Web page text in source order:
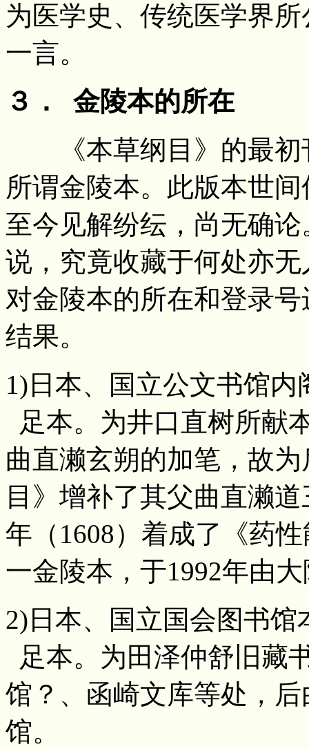
为医学史、传统医学界
一言。
３． 金陵本的所在
《本草纲目》的最初
所谓金陵本。此版本世
至今见解纷纭，尚无确
说，究竟收藏于何处亦
对金陵本的所在和登录
结果。
1)日本、国立公文书馆
足本。为井口直树所献
曲直濑玄朔的加笔，故
目》增补了其父曲直濑
年（1608）着成了《药
一金陵本，于1992年由
2)日本、国立国会图书馆
足本。为田泽仲舒旧藏
馆？、函崎文库等处，后
馆。